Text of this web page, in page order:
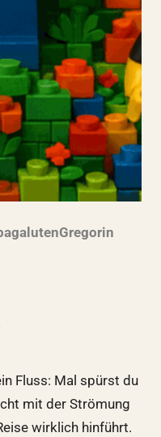
in
Fluss: Mal spürst du
mit der Strömung
wirklich hinführt.